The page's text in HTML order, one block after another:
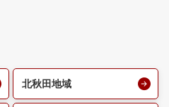
北秋田地域